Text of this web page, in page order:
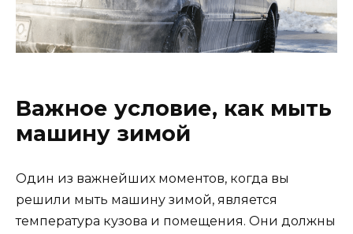
Важное условие, как мыть
машину зимой
Один из важнейших моментов, когда вы
решили мыть машину зимой, является
температура кузова и помещения. Они должны